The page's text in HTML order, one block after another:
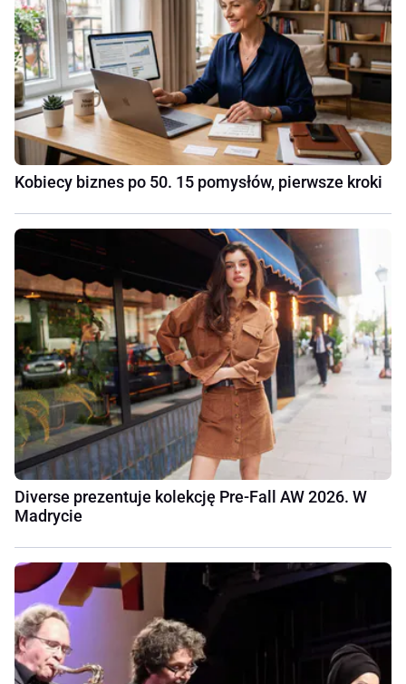
Kobiecy biznes po 50. 15 pomysłów, pierwsze kroki
Diverse prezentuje kolekcję Pre-Fall AW 2026. W
Madrycie